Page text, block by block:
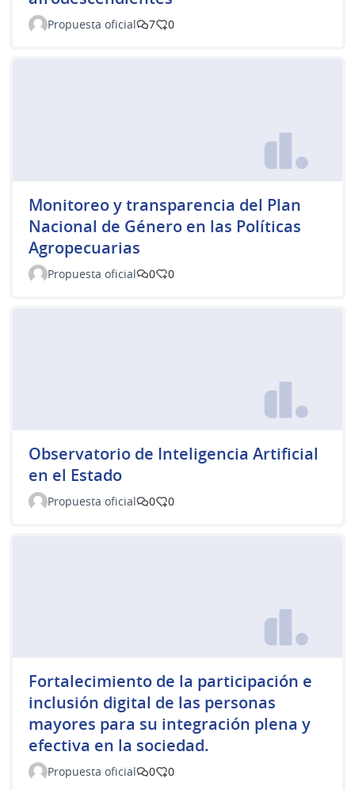
Propuesta oficial 7 0
Monitoreo y transparencia del Plan
Nacional de Género en las Políticas
Agropecuarias
Propuesta oficial 0 0
Observatorio de Inteligencia Artificial
en el Estado
Propuesta oficial 0 0
Fortalecimiento de la participación e
inclusión digital de las personas
mayores para su integración plena y
efectiva en la sociedad.
Propuesta oficial 0 0